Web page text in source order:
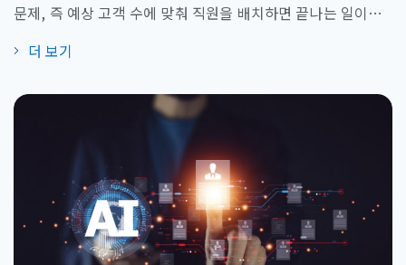
문제, 즉 예상 고객 수에 맞춰 직원을 배치하면 끝나는 일이라
고 생각합니다. 그러나 일본에서는 갑작스러운 태풍, 예상치 못
바꿀 수 있기 때문에 인력 계획은 결코 예측 가능하지 않습니
의 직원을 수백 개 매장에 [...]
더 보기